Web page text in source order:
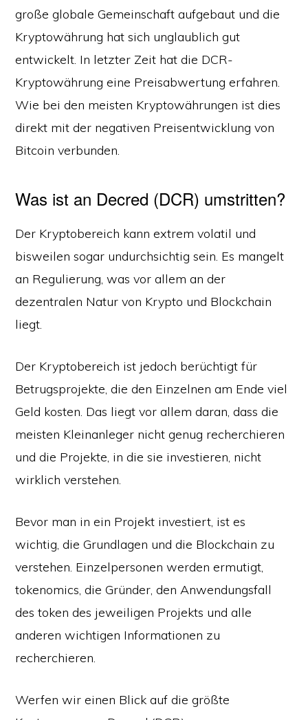
große globale Gemeinschaft aufgebaut und die
Kryptowährung hat sich unglaublich gut
entwickelt. In letzter Zeit hat die DCR-
Kryptowährung eine Preisabwertung erfahren.
Wie bei den meisten Kryptowährungen ist dies
direkt mit der negativen Preisentwicklung von
Bitcoin verbunden.
Was ist an Decred (DCR) umstritten?
Der Kryptobereich kann extrem volatil und
bisweilen sogar undurchsichtig sein. Es mangelt
an Regulierung, was vor allem an der
dezentralen Natur von Krypto und Blockchain
liegt.
Der Kryptobereich ist jedoch berüchtigt für
Betrugsprojekte, die den Einzelnen am Ende viel
Geld kosten. Das liegt vor allem daran, dass die
meisten Kleinanleger nicht genug recherchieren
und die Projekte, in die sie investieren, nicht
wirklich verstehen.
Bevor man in ein Projekt investiert, ist es
wichtig, die Grundlagen und die Blockchain zu
verstehen. Einzelpersonen werden ermutigt,
tokenomics, die Gründer, den Anwendungsfall
des token des jeweiligen Projekts und alle
anderen wichtigen Informationen zu
recherchieren.
Werfen wir einen Blick auf die größte